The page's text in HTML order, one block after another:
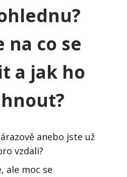
na co se
a jak ho
anebo jste už
vzdali?
ale moc se